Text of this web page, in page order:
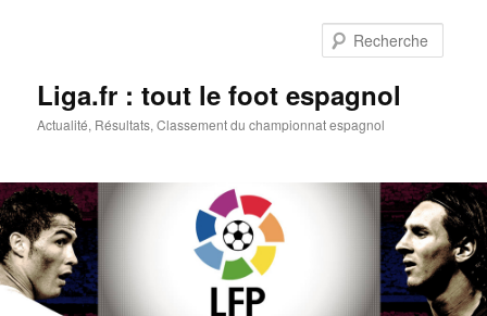
Liga.fr : tout le foot espagnol
Actualité, Résultats, Classement du championnat espagnol